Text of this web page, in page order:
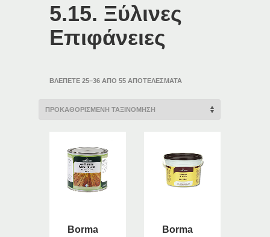
5.15. Ξύλινες
Επιφάνειες
ΒΛΈΠΕΤΕ 25–36 ΑΠΌ 55 ΑΠΟΤΕΛΈΣΜΑΤΑ
Borma
Borma